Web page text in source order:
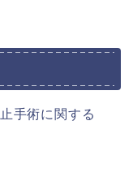
手術に関する